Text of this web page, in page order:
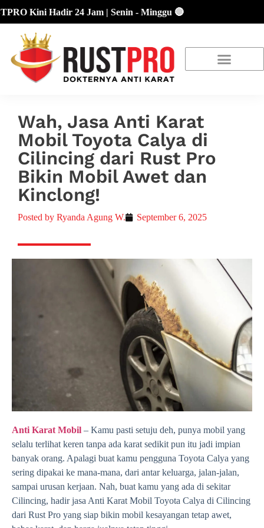
Kini Hadir 24 Jam | Senin - Minggu 🔴
Wah, Jasa Anti Karat
Mobil Toyota Calya di
Cilincing dari Rust Pro
Bikin Mobil Awet dan
Kinclong!
Posted by Ryanda Agung W. September 6, 2025
Anti Karat Mobil – Kamu pasti setuju deh, punya mobil yang
selalu terlihat keren tanpa ada karat sedikit pun itu jadi impian
banyak orang. Apalagi buat kamu pengguna Toyota Calya yang
sering dipakai ke mana-mana, dari antar keluarga, jalan-jalan,
sampai urusan kerjaan. Nah, buat kamu yang ada di sekitar
Cilincing, hadir jasa Anti Karat Mobil Toyota Calya di Cilincing
dari Rust Pro yang siap bikin mobil kesayangan tetap awet,